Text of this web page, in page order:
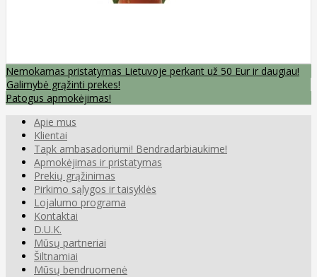
Nemokamas pristatymas Lietuvoje perkant už 50 Eur ir daugiau!
Galimybė grąžinti prekes!
Patogus apmokėjimas!
Apie mus
Klientai
Tapk ambasadoriumi! Bendradarbiaukime!
Apmokėjimas ir pristatymas
Prekių grąžinimas
Pirkimo sąlygos ir taisyklės
Lojalumo programa
Kontaktai
D.U.K.
Mūsų partneriai
Šiltnamiai
Mūsų bendruomenė